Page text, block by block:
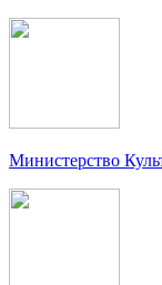
Министерство